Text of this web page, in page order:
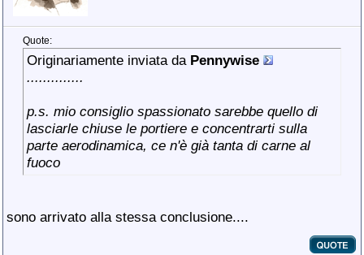
Quote:
Originariamente inviata da Pennywise
..............
p.s. mio consiglio spassionato sarebbe quello di
lasciarle chiuse le portiere e concentrarti sulla
parte aerodinamica, ce n'è già tanta di carne al
fuoco
sono arrivato alla stessa conclusione....